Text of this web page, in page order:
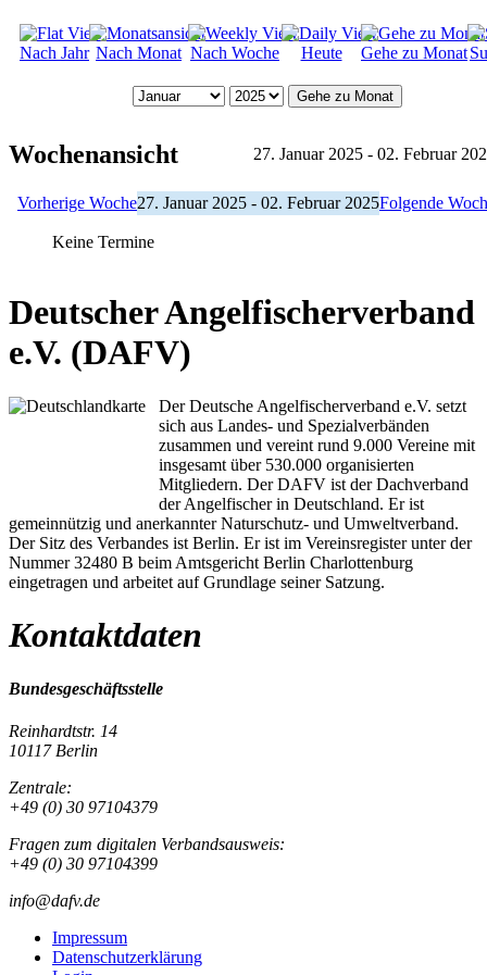
Nach Jahr Nach Monat Nach Woche Heute Gehe zu Monat
Gehe zu Monat
Wochenansicht 27. Januar 2025 - 02. Februar
Vorherige Woche27. Januar 2025 - 02. Februar 2025Folgende
Keine Termine
Deutscher Angelfischerverband
e.V. (DAFV)
Der Deutsche Angelfischerverband e.V. setzt
sich aus Landes- und Spezialverbänden
zusammen und vereint rund 9.000 Vereine mit
insgesamt über 530.000 organisierten
Mitgliedern. Der DAFV ist der Dachverband
der Angelfischer in Deutschland. Er ist
gemeinnützig und anerkannter Naturschutz- und Umweltverband.
Der Sitz des Verbandes ist Berlin. Er ist im Vereinsregister unter der
Nummer 32480 B beim Amtsgericht Berlin Charlottenburg
eingetragen und arbeitet auf Grundlage seiner Satzung.
Kontaktdaten
Bundesgeschäftsstelle
Reinhardtstr. 14
10117 Berlin
Zentrale:
+49 (0) 30 97104379
Fragen zum digitalen Verbandsausweis:
+49 (0) 30 97104399
info@dafv.de
Impressum
Datenschutzerklärung